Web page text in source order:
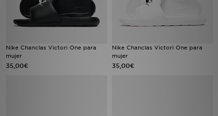
Nike Chanclas Victori One para
mujer
35,00€
Nike Chanclas Victori One para
mujer
35,00€